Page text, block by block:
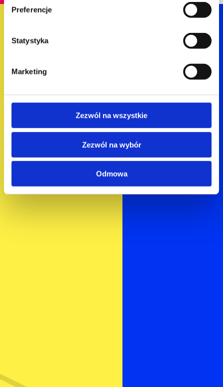
Preferencje
Statystyka
Marketing
Zezwól na wszystkie
Zezwól na wybór
Odmowa
to, co najlepsze w
produkcie w spójną